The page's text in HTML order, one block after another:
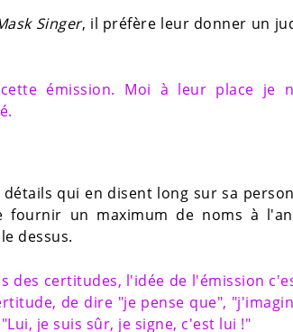
Singer, il préfère leur donner un
émission. Moi à leur place je
qui en disent long sur sa
fournir un maximum de noms à
dessus.
des certitudes, l'idée de l'émission
de dire "je pense que",
je suis sûr, je signe, c'est lui !"